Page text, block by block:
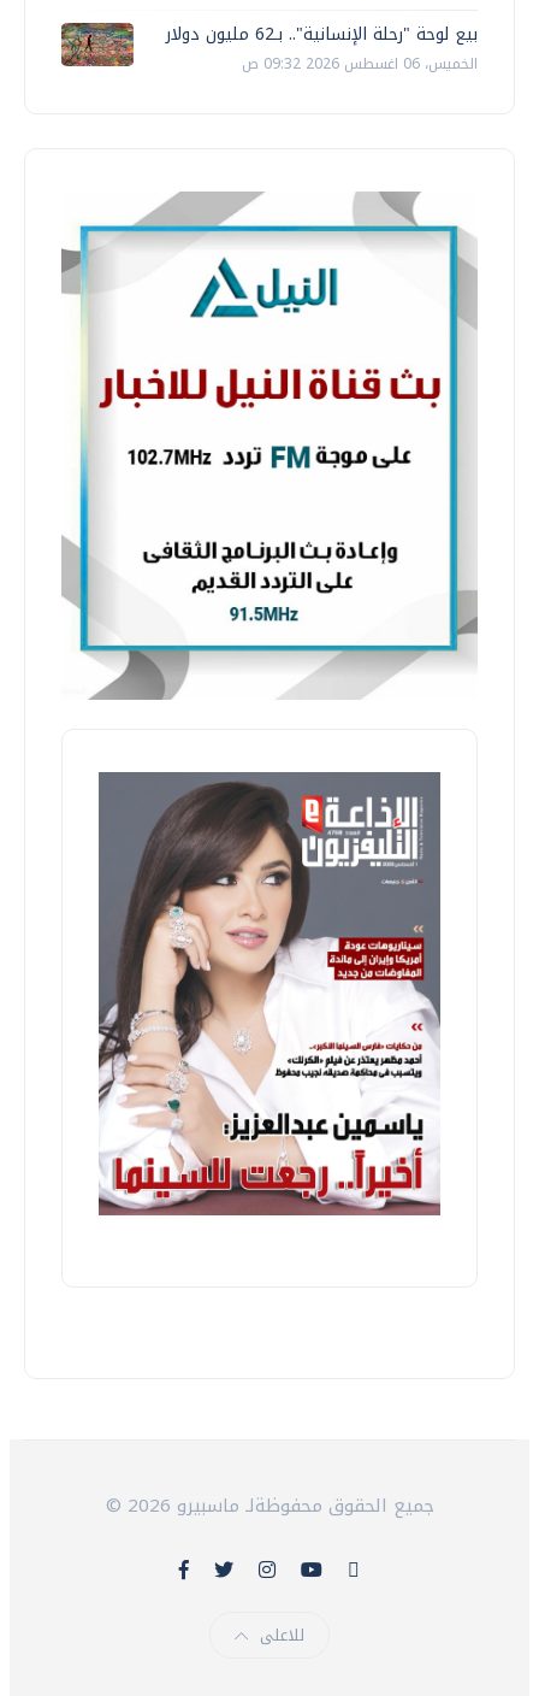
بيع لوحة "رحلة الإنسانية".. بـ62 مليون دولار
الخميس، 06 اغسطس 2026 09:32 ص
© 2026 جميع الحقوق محفوظةلـ ماسبيرو
للاعلى